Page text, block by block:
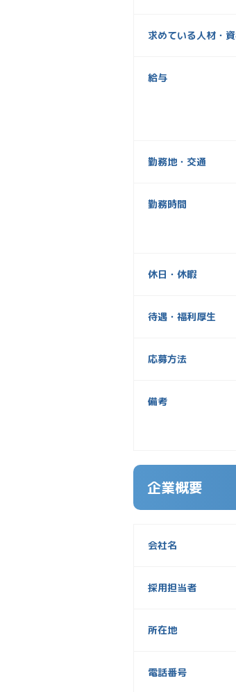
求めている人材・
給与
勤務地・交通
勤務時間
休日・休暇
待遇・福利厚生
応募方法
備考
企業概要
会社名
採用担当者
所在地
電話番号